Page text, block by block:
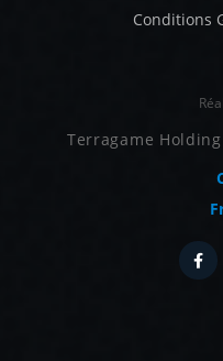
Conditions
Terragame